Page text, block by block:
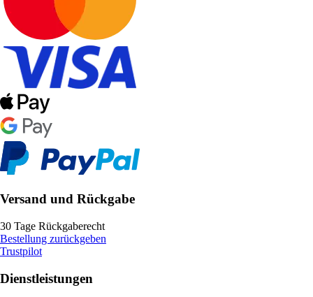
Versand und Rückgabe
30 Tage Rückgaberecht
Bestellung zurückgeben
Trustpilot
Dienstleistungen